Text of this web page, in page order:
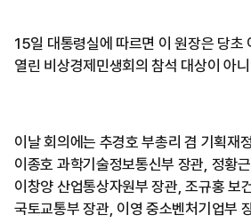
15일 대통령실에 따르면 이 원장은 당초
열린 비상경제민생회의 참석 대상이 아
이날 회의에는 추경호 부총리 겸 기획재
이종호 과학기술정보통신부 장관, 정황
이창양 산업통상자원부 장관, 조규홍 보
국토교통부 장관, 이영 중소벤처기업부